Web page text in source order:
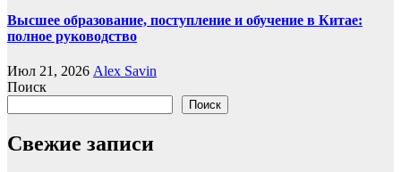
Высшее образование, поступление и обучение в Китае:
полное руководство
Июл 21, 2026 Alex Savin
Поиск
Поиск
Свежие записи